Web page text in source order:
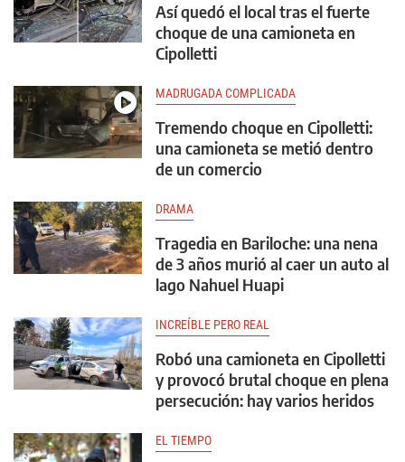
Así quedó el local tras el fuerte
choque de una camioneta en
Cipolletti
MADRUGADA COMPLICADA
Tremendo choque en Cipolletti:
una camioneta se metió dentro
de un comercio
DRAMA
Tragedia en Bariloche: una nena
de 3 años murió al caer un auto al
lago Nahuel Huapi
INCREÍBLE PERO REAL
Robó una camioneta en Cipolletti
y provocó brutal choque en plena
persecución: hay varios heridos
EL TIEMPO